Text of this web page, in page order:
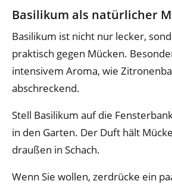
Basilikum als natürlicher
Basilikum ist nicht nur lecker,
praktisch gegen Mücken.
intensivem Aroma, wie
abschreckend.
Stell Basilikum auf die
in den Garten. Der Duft hält
draußen in Schach.
Wenn Sie wollen, zerdrücke ein